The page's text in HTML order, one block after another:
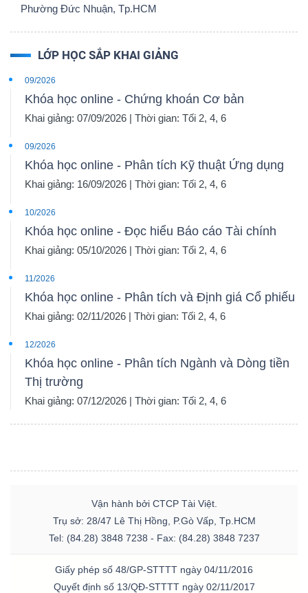
Phường Đức Nhuận, Tp.HCM
LỚP HỌC SẮP KHAI GIẢNG
09/2026
Khóa học online - Chứng khoán Cơ bản
Khai giảng: 07/09/2026 | Thời gian: Tối 2, 4, 6
09/2026
Khóa học online - Phân tích Kỹ thuật Ứng dụng
Khai giảng: 16/09/2026 | Thời gian: Tối 2, 4, 6
10/2026
Khóa học online - Đọc hiểu Báo cáo Tài chính
Khai giảng: 05/10/2026 | Thời gian: Tối 2, 4, 6
11/2026
Khóa học online - Phân tích và Định giá Cổ phiếu
Khai giảng: 02/11/2026 | Thời gian: Tối 2, 4, 6
12/2026
Khóa học online - Phân tích Ngành và Dòng tiền
Thị trường
Khai giảng: 07/12/2026 | Thời gian: Tối 2, 4, 6
Vận hành bởi CTCP Tài Việt.
Trụ sở: 28/47 Lê Thị Hồng, P.Gò Vấp, Tp.HCM
Tel: (84.28) 3848 7238 - Fax: (84.28) 3848 7237
Giấy phép số 48/GP-STTTT ngày 04/11/2016
Quyết định số 13/QĐ-STTTT ngày 02/11/2017